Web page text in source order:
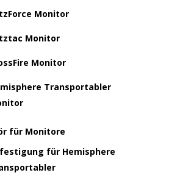
Monitor
Monitor
Monitor
Transportabler
für Monitore
für Hemisphere